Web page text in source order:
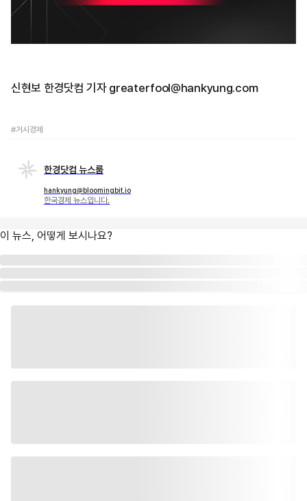
신현보 한경닷컴 기자 greaterfool@hankyung.com
#거시경제
한경닷컴 뉴스룸
hankyung@bloomingbit.io
한국경제 뉴스입니다.
이 뉴스, 어떻게 보시나요?